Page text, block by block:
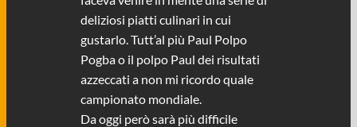
deliziosi piatti culinari in cui
gustarlo. Tutt’al più Paul Polpo
Pogba o il polpo Paul dei risultati
azzeccati a non mi ricordo quale
campionato mondiale.
Da oggi però sarà più difficile